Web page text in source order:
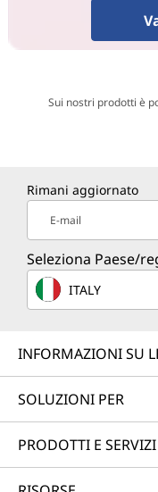
Sui nostri prodotti è
Rimani aggiornato
E-mail
Seleziona Paese/
ITALY
INFORMAZIONI SU
SOLUZIONI PER
PRODOTTI E SERVIZI